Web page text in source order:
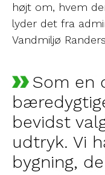
højt om, hvem
lyder det fra
Vandmiljø
Som en
bevidst
udtryk. Vi
bygning,